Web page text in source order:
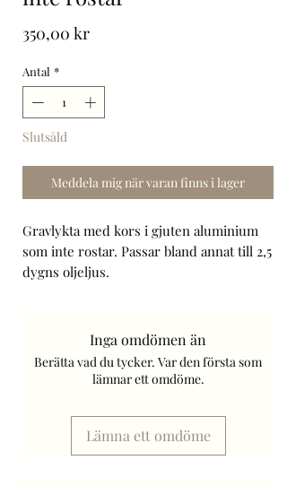
350,00 krPris
Antal *
Slutsåld
Meddela mig när varan finns i lager
Gravlykta med kors i gjuten aluminium
som inte rostar. Passar bland annat till 2,5
dygns oljeljus.
30 cm förhöjningsrör.
Art. Nr: 38056.
Frakt tillkommer.
Inga omdömen än
Berätta vad du tycker. Var den första som
lämnar ett omdöme.
Lämna ett omdöme